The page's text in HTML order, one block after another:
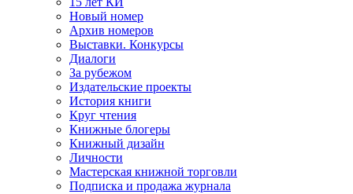
Новый номер
Архив номеров
Выставки. Конкурсы
Диалоги
За рубежом
Издательские проекты
История книги
Круг чтения
Книжные блогеры
Книжный дизайн
Личности
Мастерская книжной торговли
Подписка и продажа журнала